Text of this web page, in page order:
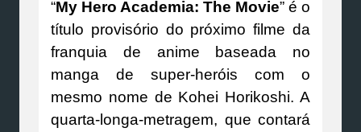
“My Hero Academia: The Movie” é o
título provisório do próximo filme da
franquia de anime baseada no
manga de super-heróis com o
mesmo nome de Kohei Horikoshi. A
quarta-longa-metragem, que contará